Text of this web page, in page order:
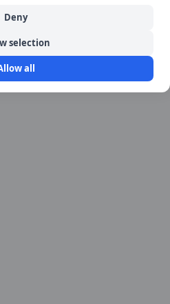
Deny
selection
all